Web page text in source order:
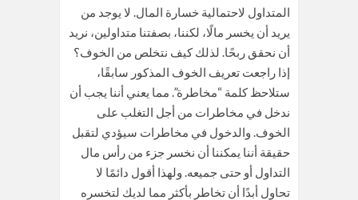
المتداول لاحتمالية خسارة المال. لا يوجد من
يريد أن يخسر مالًا، لكننا، بصفتنا متداولين، نريد
أن نحقق ربحًا. لذلك كيف نتخلص من الخوف؟
إذا راجعت تعريف الخوف المذكور سابقًا،
ستلاحظ كلمة “مخاطرة”. مما يعني أننا يجب أن
ندخل في مخاطرات من أجل التغلب على
الخوف. والدخول في مخاطرات سيؤدي لتقبل
حقيقة أننا يمكننا أن نخسر جزء من رأس مال
التداول أو حتى جميعه. ولهذا أقول دائمًا لا
تحاول أبدًا أن تخاطر بأكثر مما لديك لتخسره